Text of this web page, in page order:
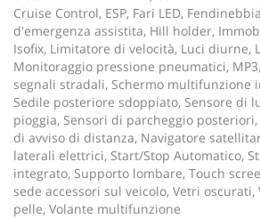
Cruise Control, ESP, Fari LED,
d'emergenza assistita, Hill holder,
Isofix, Limitatore di velocità, Luci diurne,
Monitoraggio pressione pneumatici,
segnali stradali, Schermo multifunzione
Sedile posteriore sdoppiato, Sensore di
pioggia, Sensori di parcheggio posteriori,
di avviso di distanza, Navigatore
laterali elettrici, Start/Stop Automatico,
integrato, Supporto lombare, Touch
sede accessori sul veicolo, Vetri oscurati,
pelle, Volante multifunzione